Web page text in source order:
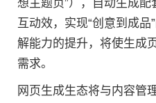
想主题页”），自动生成
互动效，实现“创意到成
解能力的提升，将使生成
需求。
网页生成生态将与内容管